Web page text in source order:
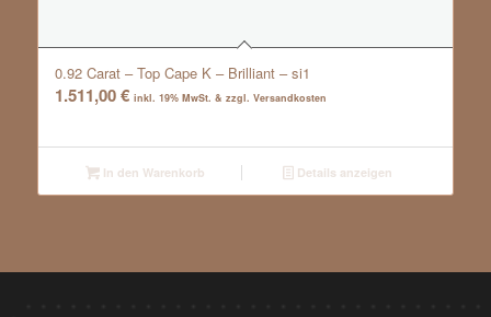
0.92 Carat – Top Cape K – Brilliant – si1
1.511,00€ inkl. 19% MwSt. & zzgl. Versandkosten
In den Warenkorb Details anzeigen